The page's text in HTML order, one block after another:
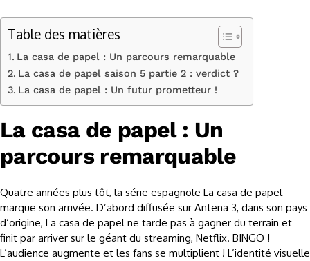
Table des matières
La casa de papel : Un parcours remarquable
La casa de papel saison 5 partie 2 : verdict ?
La casa de papel : Un futur prometteur !
La casa de papel : Un
parcours remarquable
Quatre années plus tôt, la série espagnole La casa de papel
marque son arrivée. D’abord diffusée sur Antena 3, dans son pays
d’origine, La casa de papel ne tarde pas à gagner du terrain et
finit par arriver sur le géant du streaming, Netflix. BINGO !
L’audience augmente et les fans se multiplient ! L’identité visuelle